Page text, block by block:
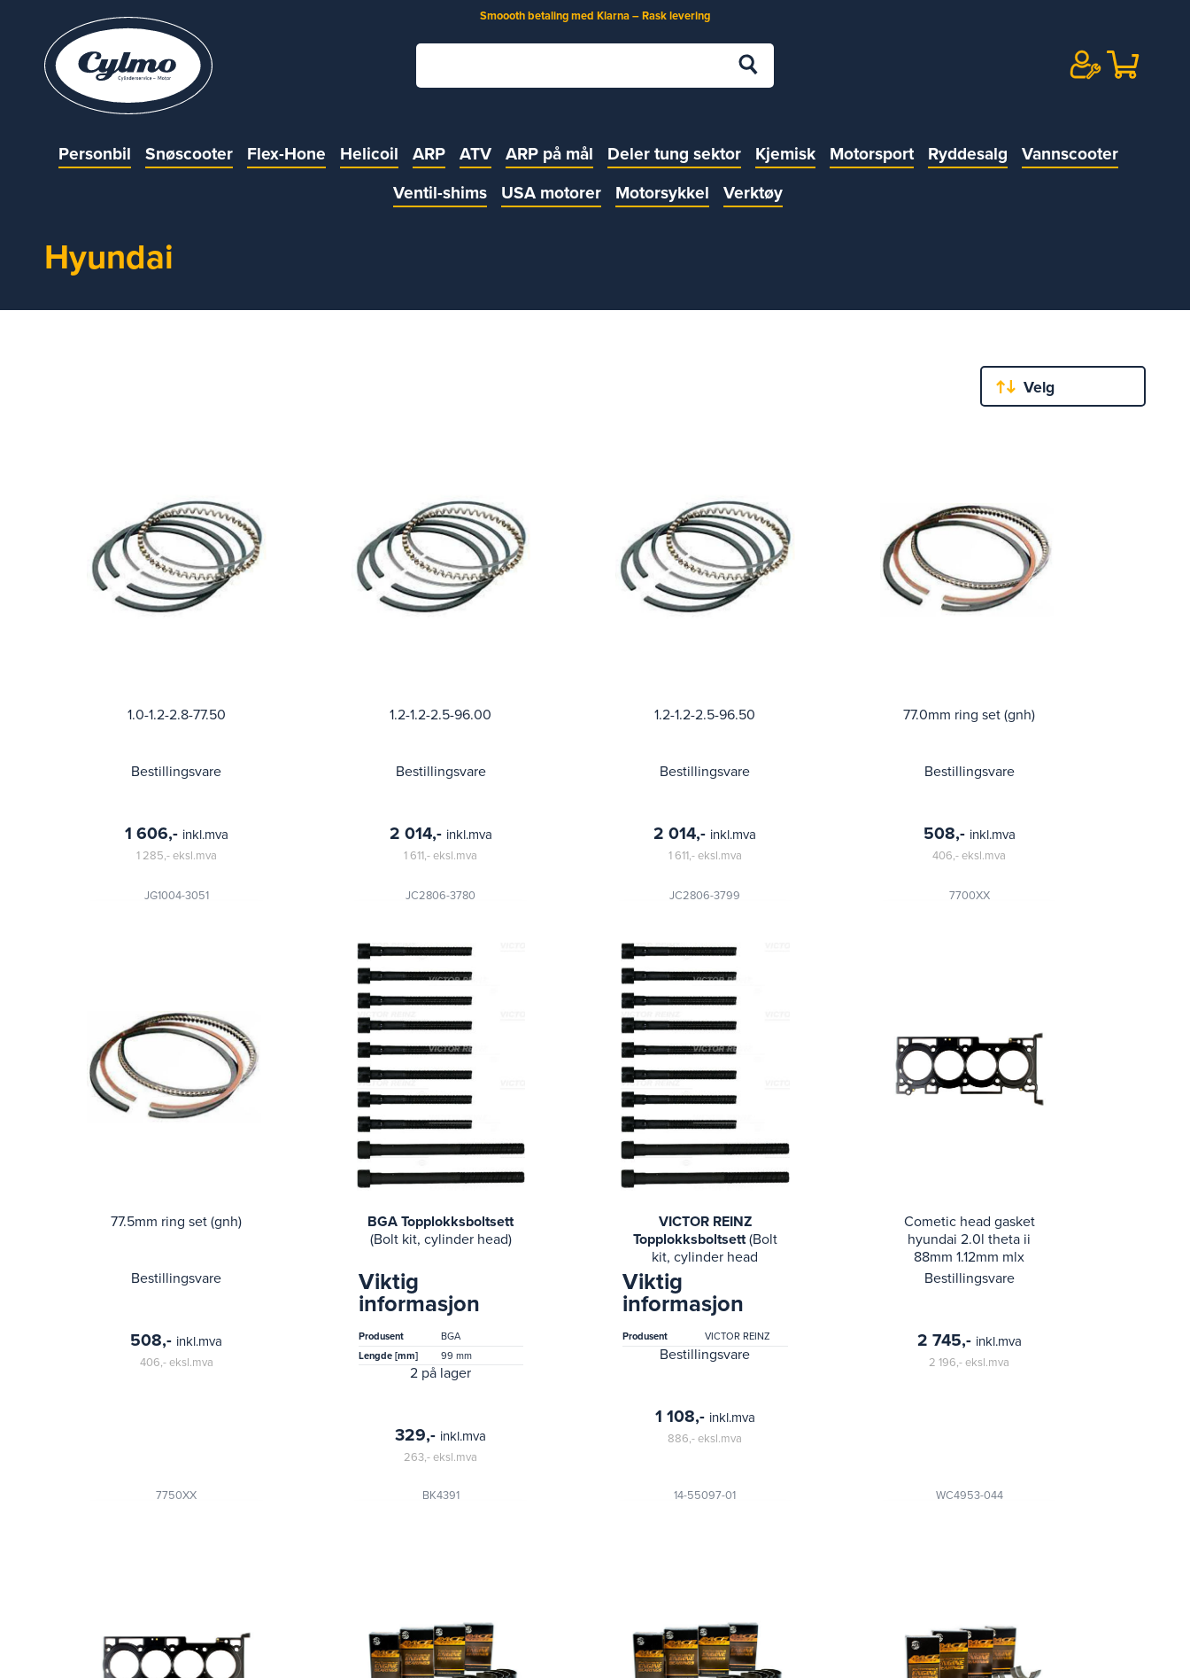
Smoooth betaling med Klarna – Rask levering
Personbil Snøscooter Flex-Hone Helicoil ARP ATV ARP på mål Deler tung sektor Kjemisk Motorsport Ryddesalg
Vannscooter
Ventil-shims
USA motorer Motorsykkel Verktøy
Hyundai
1.0-1.2-2.8-77.50
Bestillingsvare
JG1004-3051
1 606,- inkl.mva
1 285,-eksl.mva
1.2-1.2-2.5-96.00
Bestillingsvare
JC2806-3780
2 014,- inkl.mva
1 611,-eksl.mva
1.2-1.2-2.5-96.50
Bestillingsvare
JC2806-3799
2 014,- inkl.mva
1 611,-eksl.mva
77.0mm ring set (gnh)
Bestillingsvare
7700XX
508,- inkl.mva
406,-eksl.mva
77.5mm ring set (gnh)
Bestillingsvare
7750XX
508,- inkl.mva
406,-eksl.mva
BGA Topplokksboltsett
(Bolt kit, cylinder head)
Viktig
informasjon
Produsent
BGA
Lengde [mm]
99 mm
2 på lager
BK4391
329,- inkl.mva
263,-eksl.mva
VICTOR REINZ
Topplokksboltsett(Bolt
kit, cylinder head
hyundai)
Viktig
informasjon
Produsent VICTOR REINZ
Bestillingsvare
14-55097-01
1 108,- inkl.mva
886,-eksl.mva
Cometic head gasket
hyundai 2.0l theta ii
88mm 1.12mm mlx
Bestillingsvare
WC4953-044
2 745,- inkl.mva
2 196,-eksl.mva